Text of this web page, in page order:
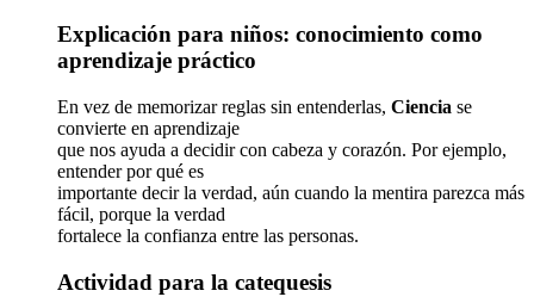
Explicación para niños: conocimiento como
aprendizaje práctico
En vez de memorizar reglas sin entenderlas, Ciencia se
convierte en aprendizaje
que nos ayuda a decidir con cabeza y corazón. Por ejemplo,
entender por qué es
importante decir la verdad, aún cuando la mentira parezca más
fácil, porque la verdad
fortalece la confianza entre las personas.
Actividad para la catequesis